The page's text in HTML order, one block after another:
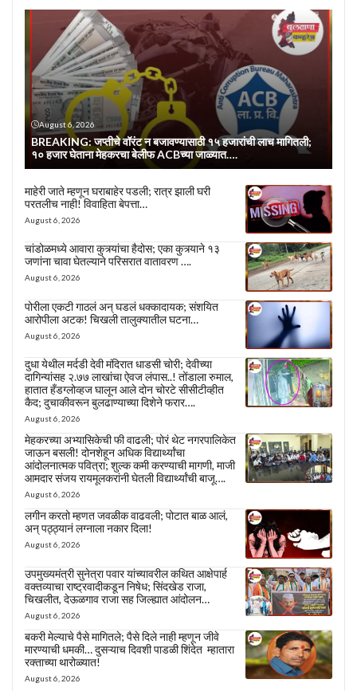
August 6, 2026
BREAKING: जप्तीचे वॉरंट न बजावण्यासाठी १५ हजारांची लाच मागितली;
१० हजार घेताना मेहकरचा बेलीफ ACBच्या जाळ्यात….
माहेरी जाते म्हणून घराबाहेर पडली; रात्र झाली घरी
परतलीच नाही! विवाहिता बेपत्ता…
August 6, 2026
चांडोळमध्ये आवारा कुत्र्यांचा हैदोस; एका कुत्र्याने १३
जणांना चावा घेतल्याने परिसरात वातावरण ….
August 6, 2026
पोरीला एकटी गाठलं अन् घडलं धक्कादायक; संशयित
आरोपीला अटक! चिखली तालुक्यातील घटना…
August 6, 2026
दुधा येथील मर्दडी देवी मंदिरात धाडसी चोरी; देवीच्या
दागिन्यांसह २.७७ लाखांचा ऐवज लंपास..! तोंडाला रुमाल,
हातात हँडग्लोव्हज घालून आले दोन चोरटे सीसीटीव्हीत
कैद; दुचाकीवरून बुलढाण्याच्या दिशेने फरार….
August 6, 2026
मेहकरच्या अभ्यासिकेची फी वाढली; पोरं थेट नगरपालिकेत
जाऊन बसली! दोनशेहून अधिक विद्यार्थ्यांचा
आंदोलनात्मक पवित्रा; शुल्क कमी करण्याची मागणी, माजी
आमदार संजय रायमूलकरांनी घेतली विद्यार्थ्यांची बाजू….
August 6, 2026
लगीन करतो म्हणत जवळीक वाढवली; पोटात बाळ आलं,
अन् पठ्ठ्यानं लग्नाला नकार दिला!
August 6, 2026
उपमुख्यमंत्री सुनेत्रा पवार यांच्यावरील कथित आक्षेपार्ह
वक्तव्याचा राष्ट्रवादीकडून निषेध; सिंदखेड राजा,
चिखलीत, देऊळगाव राजा सह जिल्ह्यात आंदोलन…
August 6, 2026
बकरी मेल्याचे पैसे मागितले; पैसे दिले नाही म्हणून जीवे
मारण्याची धमकी… दुसऱ्याच दिवशी पाडळी शिंदेत म्हातारा
रक्ताच्या थारोळ्यात!
August 6, 2026